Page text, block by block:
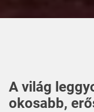
A világ
okosabb,